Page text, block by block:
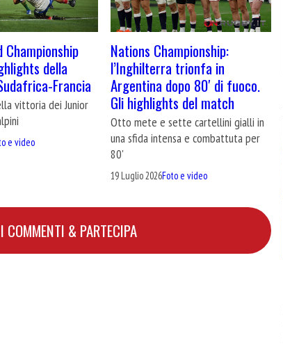
Championship
della
Francia
vittoria dei Junior
e video
Nations Championship:
l’Inghilterra trionfa in
Argentina dopo 80′ di fuoco.
Gli highlights del match
Otto mete e sette cartellini gialli in
una sfida intensa e combattuta per
80'
19 Luglio 2026Foto e video
COMMENTI & PARTECIPA